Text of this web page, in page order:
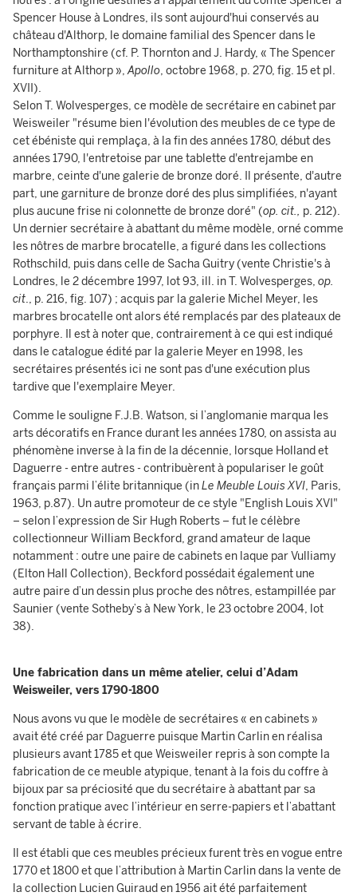
Spencer House à Londres, ils sont aujourd'hui conservés au
château d'Althorp, le domaine familial des Spencer dans le
Northamptonshire (cf. P. Thornton and J. Hardy, « The Spencer
furniture at Althorp »,Apollo, octobre 1968, p. 270, fig. 15 et pl.
XVII).
Selon T. Wolvesperges, ce modèle de secrétaire en cabinet par
Weisweiler "résume bien l'évolution des meubles de ce type de
cet ébéniste qui remplaça, à la fin des années 1780, début des
années 1790, l'entretoise par une tablette d'entrejambe en
marbre, ceinte d'une galerie de bronze doré. Il présente, d'autre
part, une garniture de bronze doré des plus simplifiées, n'ayant
plus aucune frise ni colonnette de bronze doré" (op. cit., p. 212).
Un dernier secrétaire à abattant du même modèle, orné comme
les nôtres de marbre brocatelle, a figuré dans les collections
Rothschild, puis dans celle de Sacha Guitry (vente Christie's à
Londres, le 2 décembre 1997, lot 93, ill. in T. Wolvesperges, op.
cit., p. 216, fig. 107) ; acquis par la galerie Michel Meyer, les
marbres brocatelle ont alors été remplacés par des plateaux de
porphyre. Il est à noter que, contrairement à ce qui est indiqué
dans le catalogue édité par la galerie Meyer en 1998, les
secrétaires présentés ici ne sont pas d'une exécution plus
tardive que l'exemplaire Meyer.
Comme le souligne F.J.B. Watson, si l’anglomanie marqua les
arts décoratifs en France durant les années 1780, on assista au
phénomène inverse à la fin de la décennie, lorsque Holland et
Daguerre - entre autres - contribuèrent à populariser le goût
français parmi l’élite britannique (inLe Meuble Louis XVI, Paris,
1963, p.87). Un autre promoteur de ce style "English Louis XVI"
– selon l’expression de Sir Hugh Roberts – fut le célèbre
collectionneur William Beckford, grand amateur de laque
notamment : outre une paire de cabinets en laque par Vulliamy
(Elton Hall Collection), Beckford possédait également une
autre paire d’un dessin plus proche des nôtres, estampillée par
Saunier (vente Sotheby’s à New York, le 23 octobre 2004, lot
38).
Une fabrication dans un même atelier, celui d’Adam
Weisweiler, vers 1790-1800
Nous avons vu que le modèle de secrétaires « en cabinets »
avait été créé par Daguerre puisque Martin Carlin en réalisa
plusieurs avant 1785 et que Weisweiler repris à son compte la
fabrication de ce meuble atypique, tenant à la fois du coffre à
bijoux par sa préciosité que du secrétaire à abattant par sa
fonction pratique avec l’intérieur en serre-papiers et l’abattant
servant de table à écrire.
Il est établi que ces meubles précieux furent très en vogue entre
1770 et 1800 et que l’attribution à Martin Carlin dans la vente de
la collection Lucien Guiraud en 1956 ait été parfaitement